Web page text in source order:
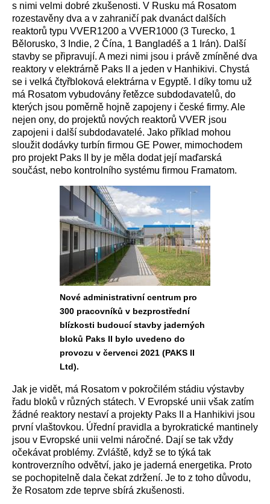
s nimi velmi dobré zkušenosti. V Rusku má Rosatom
rozestavěny dva a v zahraničí pak dvanáct dalších
reaktorů typu VVER1200 a VVER1000 (3 Turecko, 1
Bělorusko, 3 Indie, 2 Čína, 1 Bangladéš a 1 Irán). Další
stavby se připravují. A mezi nimi jsou i právě zmíněné dva
reaktory v elektrárně Paks II a jeden v Hanhikivi. Chystá
se i velká čtyřbloková elektrárna v Egyptě. I díky tomu už
má Rosatom vybudovány řetězce subdodavatelů, do
kterých jsou poměrně hojně zapojeny i české firmy. Ale
nejen ony, do projektů nových reaktorů VVER jsou
zapojeni i další subdodavatelé. Jako příklad mohou
sloužit dodávky turbín firmou GE Power, mimochodem
pro projekt Paks II by je měla dodat její maďarská
součást, nebo kontrolního systému firmou Framatom.
Nové administrativní centrum pro
300 pracovníků v bezprostřední
blízkosti budoucí stavby jaderných
bloků Paks II bylo uvedeno do
provozu v červenci 2021 (PAKS II
Ltd).
Jak je vidět, má Rosatom v pokročilém stádiu výstavby
řadu bloků v různých státech. V Evropské unii však zatím
žádné reaktory nestaví a projekty Paks II a Hanhikivi jsou
první vlaštovkou. Úřední pravidla a byrokratické mantinely
jsou v Evropské unii velmi náročné. Dají se tak vždy
očekávat problémy. Zvláště, když se to týká tak
kontroverzního odvětví, jako je jaderná energetika. Proto
se pochopitelně dala čekat zdržení. Je to z toho důvodu,
že Rosatom zde teprve sbírá zkušenosti.